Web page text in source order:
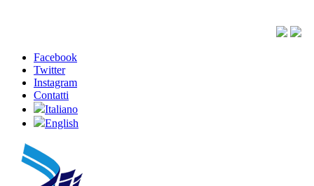
Facebook
Twitter
Instagram
Contatti
Italiano
English